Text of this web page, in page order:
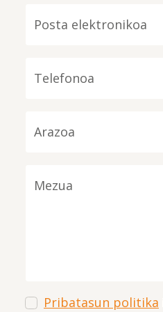
Pribatasun politika